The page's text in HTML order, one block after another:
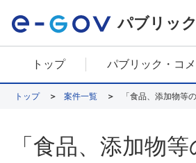
パブリッ
トップ パブリック・コ
トップ 案件一覧 「食品、添加物等
「食品、添加物